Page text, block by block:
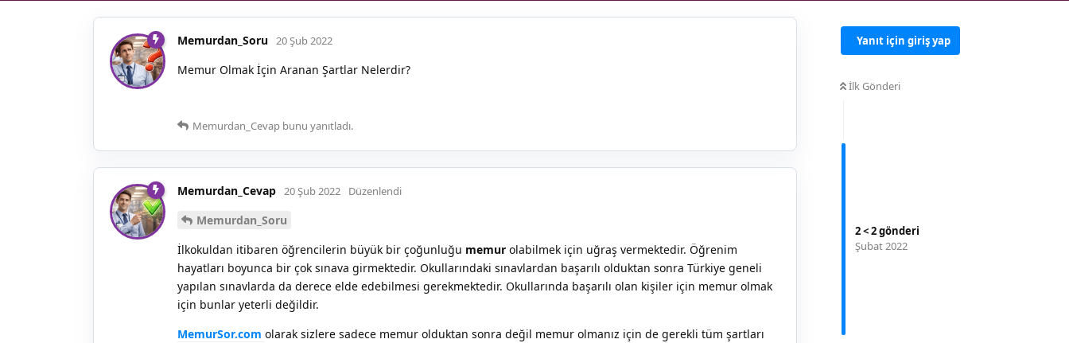
Yanıt için giriş yap
İlk Gönderi
2<2gönderi
Şubat 2022
Memurdan_Soru 20 Şub 2022
Memur Olmak İçin Aranan Şartlar Nelerdir?
Memurdan_Cevap bunu yanıtladı.
Memurdan_Cevap 20 Şub 2022 Düzenlendi
Memurdan_Soru
İlkokuldan itibaren öğrencilerin büyük bir çoğunluğu memur olabilmek için uğraş vermektedir. Öğrenim
hayatları boyunca bir çok sınava girmektedir. Okullarındaki sınavlardan başarılı olduktan sonra Türkiye geneli
yapılan sınavlarda da derece elde edebilmesi gerekmektedir. Okullarında başarılı olan kişiler için memur olmak
için bunlar yeterli değildir.
MemurSor.com olarak sizlere sadece memur olduktan sonra değil memur olmanız için de gerekli tüm şartları